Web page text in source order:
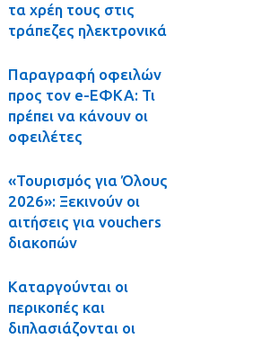
τα χρέη τους στις
τράπεζες ηλεκτρονικά
Παραγραφή οφειλών
προς τον e-ΕΦΚΑ: Τι
πρέπει να κάνουν οι
οφειλέτες
«Τουρισμός για Όλους
2026»: Ξεκινούν οι
αιτήσεις για vouchers
διακοπών
Καταργούνται οι
περικοπές και
διπλασιάζονται οι